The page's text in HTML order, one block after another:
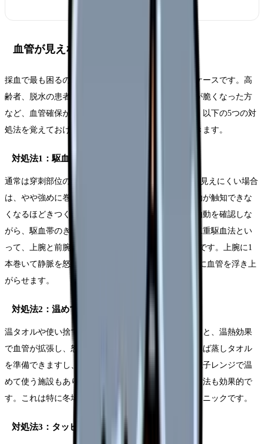
血管が見えない時の対処法5つ
採血で最も困るのが「血管が見えない・触れない」ケースです。高
齢者、脱水の患者さん、肥満の方、化学療法で血管が脆くなった方
など、血管確保が難しい場面は日常的に遭遇します。以下の5つの対
処法を覚えておけば、ほとんどの困難症例に対応できます。
対処法1：駆血帯の位置と締め方を工夫する
通常は穿刺部位の7〜10cm上方に巻きますが、血管が見えにくい場合
は、やや強めに巻いてみましょう。ただし、動脈拍動が触知できな
くなるほどきつく巻いてはいけません。橈骨動脈の拍動を確認しな
がら、駆血帯のきつさを調整してください。また、二重駆血法とい
って、上腕と前腕の2か所に駆血帯を巻く方法も有効です。上腕に1
本巻いて静脈を怒張させ、前腕にもう1本巻いてさらに血管を浮き上
がらせます。
対処法2：温めて血管を拡張させる
温タオルや使い捨てカイロを採血部位に2〜3分当てると、温熱効果
で血管が拡張し、怒張しやすくなります。病棟であれば蒸しタオル
を準備できますし、外来では市販のホットパックを電子レンジで温
めて使う施設もあります。お湯に手を浸けてもらう方法も効果的で
す。これは特に冬場や冷え性の患者さんに有効なテクニックです。
対処法3：タッピングと手のグーパー運動